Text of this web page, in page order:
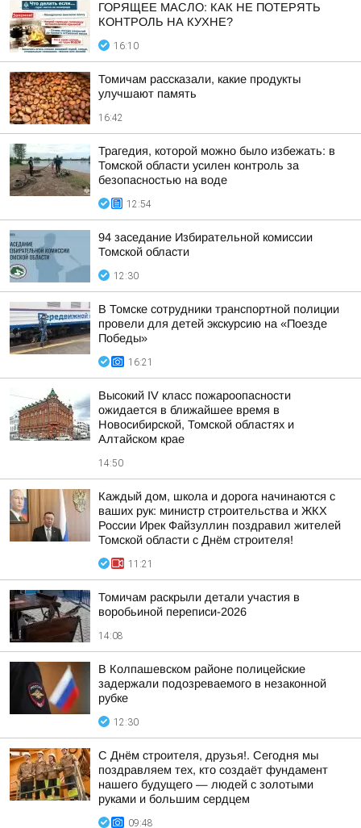
ГОРЯЩЕЕ МАСЛО: КАК НЕ ПОТЕРЯТЬ
КОНТРОЛЬ НА КУХНЕ?
16:10
Томичам рассказали, какие продукты
улучшают память
16:42
Трагедия, которой можно было избежать: в
Томской области усилен контроль за
безопасностью на воде
12:54
94 заседание Избирательной комиссии
Томской области
12:30
В Томске сотрудники транспортной полиции
провели для детей экскурсию на «Поезде
Победы»
16:21
Высокий IV класс пожароопасности
ожидается в ближайшее время в
Новосибирской, Томской областях и
Алтайском крае
14:50
Каждый дом, школа и дорога начинаются с
ваших рук: министр строительства и ЖКХ
России Ирек Файзуллин поздравил жителей
Томской области с Днём строителя!
11:21
Томичам раскрыли детали участия в
воробьиной переписи-2026
14:08
В Колпашевском районе полицейские
задержали подозреваемого в незаконной
рубке
12:30
С Днём строителя, друзья!. Сегодня мы
поздравляем тех, кто создаёт фундамент
нашего будущего — людей с золотыми
руками и большим сердцем
09:48